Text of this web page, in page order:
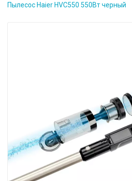
Пылесос Haier HVC550 550Вт черный